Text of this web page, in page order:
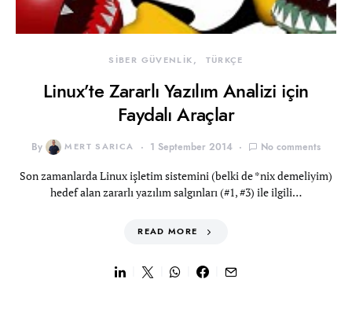
SİBER GÜVENLİK TÜRKÇE
Linux’te Zararlı Yazılım Analizi için
Faydalı Araçlar
By MERT SARICA 1 September 2014 No comments
Son zamanlarda Linux işletim sistemini (belki de *nix demeliyim)
hedef alan zararlı yazılım salgınları (#1, #3) ile ilgili…
READ MORE